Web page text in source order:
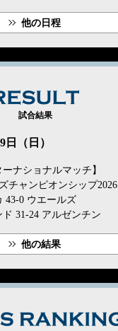
他の日程
試合結果
日（日）
ーナショナルマッチ】
チャンピオンシップ2026
43-0 ウエールズ
ド 31-24 アルゼンチン
他の結果